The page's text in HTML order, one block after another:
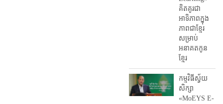
គិតគូរជា
អាទិភាពក្នុង
ភាពជាខ្មែរ
សម្រាប់
អនាគតកូន
ខ្មែរ
កម្មវិធីស្វ័យ
សិក្សា
«MoEYS E-